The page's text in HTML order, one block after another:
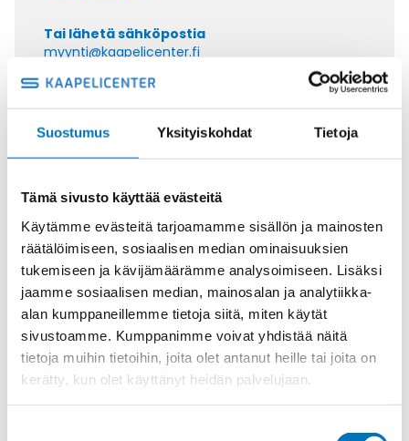
Suostumus Yksityiskohdat Tietoja
Tämä sivusto käyttää evästeitä
Käytämme evästeitä tarjoamamme sisällön ja mainosten
räätälöimiseen, sosiaalisen median ominaisuuksien
tukemiseen ja kävijämäärämme analysoimiseen. Lisäksi
jaamme sosiaalisen median, mainosalan ja analytiikka-
alan kumppaneillemme tietoja siitä, miten käytät
sivustoamme. Kumppanimme voivat yhdistää näitä
tietoja muihin tietoihin, joita olet antanut heille tai joita on
kerätty, kun olet käyttänyt heidän palvelujaan.
Tai lähetä sähköpostia
myynti@kaapelicenter.fi
Saman kaapelin eri versiot
Tiedonsiirtokaapeli ELITRONIC LIYY
3X0,75
Tiedonsiirtokaapeli ELITRONIC LIYY
4X0,75